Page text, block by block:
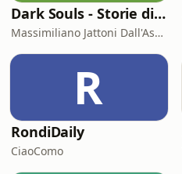
Dark Souls - Storie di serial killer
Massimiliano Jattoni Dall'Asén
R
RondiDaily
CiaoComo